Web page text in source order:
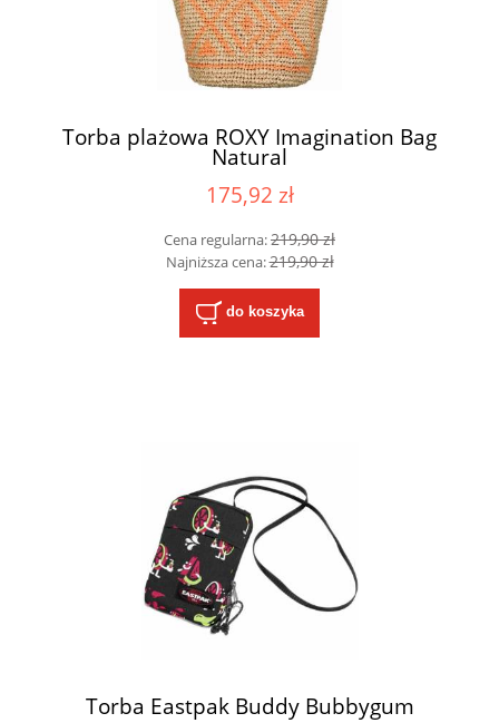
Torba plażowa ROXY Imagination Bag
Natural
175,92 zł
Cena regularna:219,90 zł
Najniższa cena:219,90 zł
do koszyka
Torba Eastpak Buddy Bubbygum